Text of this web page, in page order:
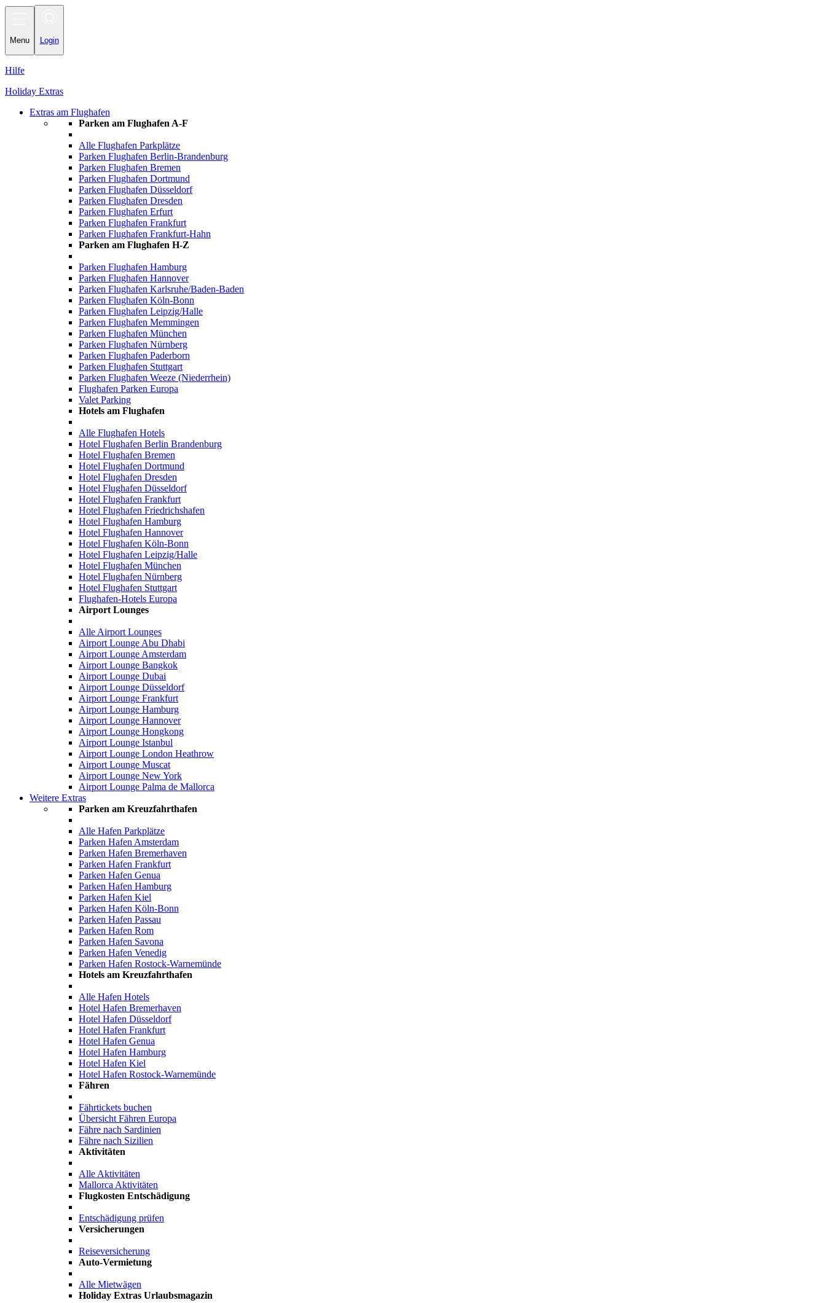
Menu Login
Hilfe
Holiday Extras
Extras am Flughafen
Parken am Flughafen A-F
Alle Flughafen Parkplätze
Parken Flughafen Berlin-Brandenburg
Parken Flughafen Bremen
Parken Flughafen Dortmund
Parken Flughafen Düsseldorf
Parken Flughafen Dresden
Parken Flughafen Erfurt
Parken Flughafen Frankfurt
Parken Flughafen Frankfurt-Hahn
Parken am Flughafen H-Z
Parken Flughafen Hamburg
Parken Flughafen Hannover
Parken Flughafen Karlsruhe/Baden-Baden
Parken Flughafen Köln-Bonn
Parken Flughafen Leipzig/Halle
Parken Flughafen Memmingen
Parken Flughafen München
Parken Flughafen Nürnberg
Parken Flughafen Paderborn
Parken Flughafen Stuttgart
Parken Flughafen Weeze (Niederrhein)
Flughafen Parken Europa
Valet Parking
Hotels am Flughafen
Alle Flughafen Hotels
Hotel Flughafen Berlin Brandenburg
Hotel Flughafen Bremen
Hotel Flughafen Dortmund
Hotel Flughafen Dresden
Hotel Flughafen Düsseldorf
Hotel Flughafen Frankfurt
Hotel Flughafen Friedrichshafen
Hotel Flughafen Hamburg
Hotel Flughafen Hannover
Hotel Flughafen Köln-Bonn
Hotel Flughafen Leipzig/Halle
Hotel Flughafen München
Hotel Flughafen Nürnberg
Hotel Flughafen Stuttgart
Flughafen-Hotels Europa
Airport Lounges
Alle Airport Lounges
Airport Lounge Abu Dhabi
Airport Lounge Amsterdam
Airport Lounge Bangkok
Airport Lounge Dubai
Airport Lounge Düsseldorf
Airport Lounge Frankfurt
Airport Lounge Hamburg
Airport Lounge Hannover
Airport Lounge Hongkong
Airport Lounge Istanbul
Airport Lounge London Heathrow
Airport Lounge Muscat
Airport Lounge New York
Airport Lounge Palma de Mallorca
Weitere Extras
Parken am Kreuzfahrthafen
Alle Hafen Parkplätze
Parken Hafen Amsterdam
Parken Hafen Bremerhaven
Parken Hafen Frankfurt
Parken Hafen Genua
Parken Hafen Hamburg
Parken Hafen Kiel
Parken Hafen Köln-Bonn
Parken Hafen Passau
Parken Hafen Rom
Parken Hafen Savona
Parken Hafen Venedig
Parken Hafen Rostock-Warnemünde
Hotels am Kreuzfahrthafen
Alle Hafen Hotels
Hotel Hafen Bremerhaven
Hotel Hafen Düsseldorf
Hotel Hafen Frankfurt
Hotel Hafen Genua
Hotel Hafen Hamburg
Hotel Hafen Kiel
Hotel Hafen Rostock-Warnemünde
Fähren
Fährtickets buchen
Übersicht Fähren Europa
Fähre nach Sardinien
Fähre nach Sizilien
Aktivitäten
Alle Aktivitäten
Mallorca Aktivitäten
Flugkosten Entschädigung
Entschädigung prüfen
Versicherungen
Reiseversicherung
Auto-Vermietung
Alle Mietwägen
Holiday Extras Urlaubsmagazin